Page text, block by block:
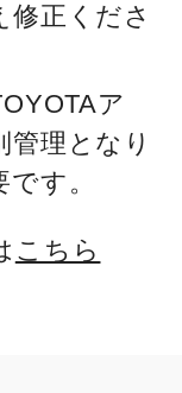
修正くださ
ア
理となり
す。
こちら